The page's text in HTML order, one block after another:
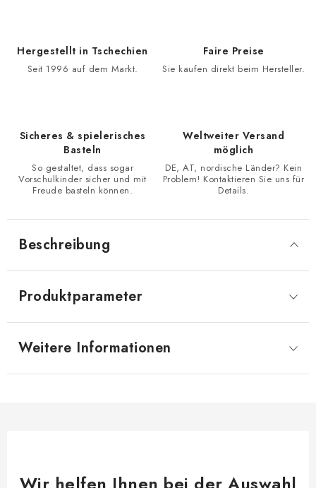
Hergestellt in Tschechien
Seit 1996 auf dem Markt.
Faire Preise
Sie kaufen direkt beim Hersteller.
Sicheres & spielerisches
Basteln
So gestaltet, dass sogar
Vorschulkinder sicher und mit
Freude basteln können.
Weltweiter Versand
möglich
DE, AT, nordische Länder? Kein
Problem! Kontaktieren Sie uns für
Details.
Beschreibung
Produktparameter
Weitere Informationen